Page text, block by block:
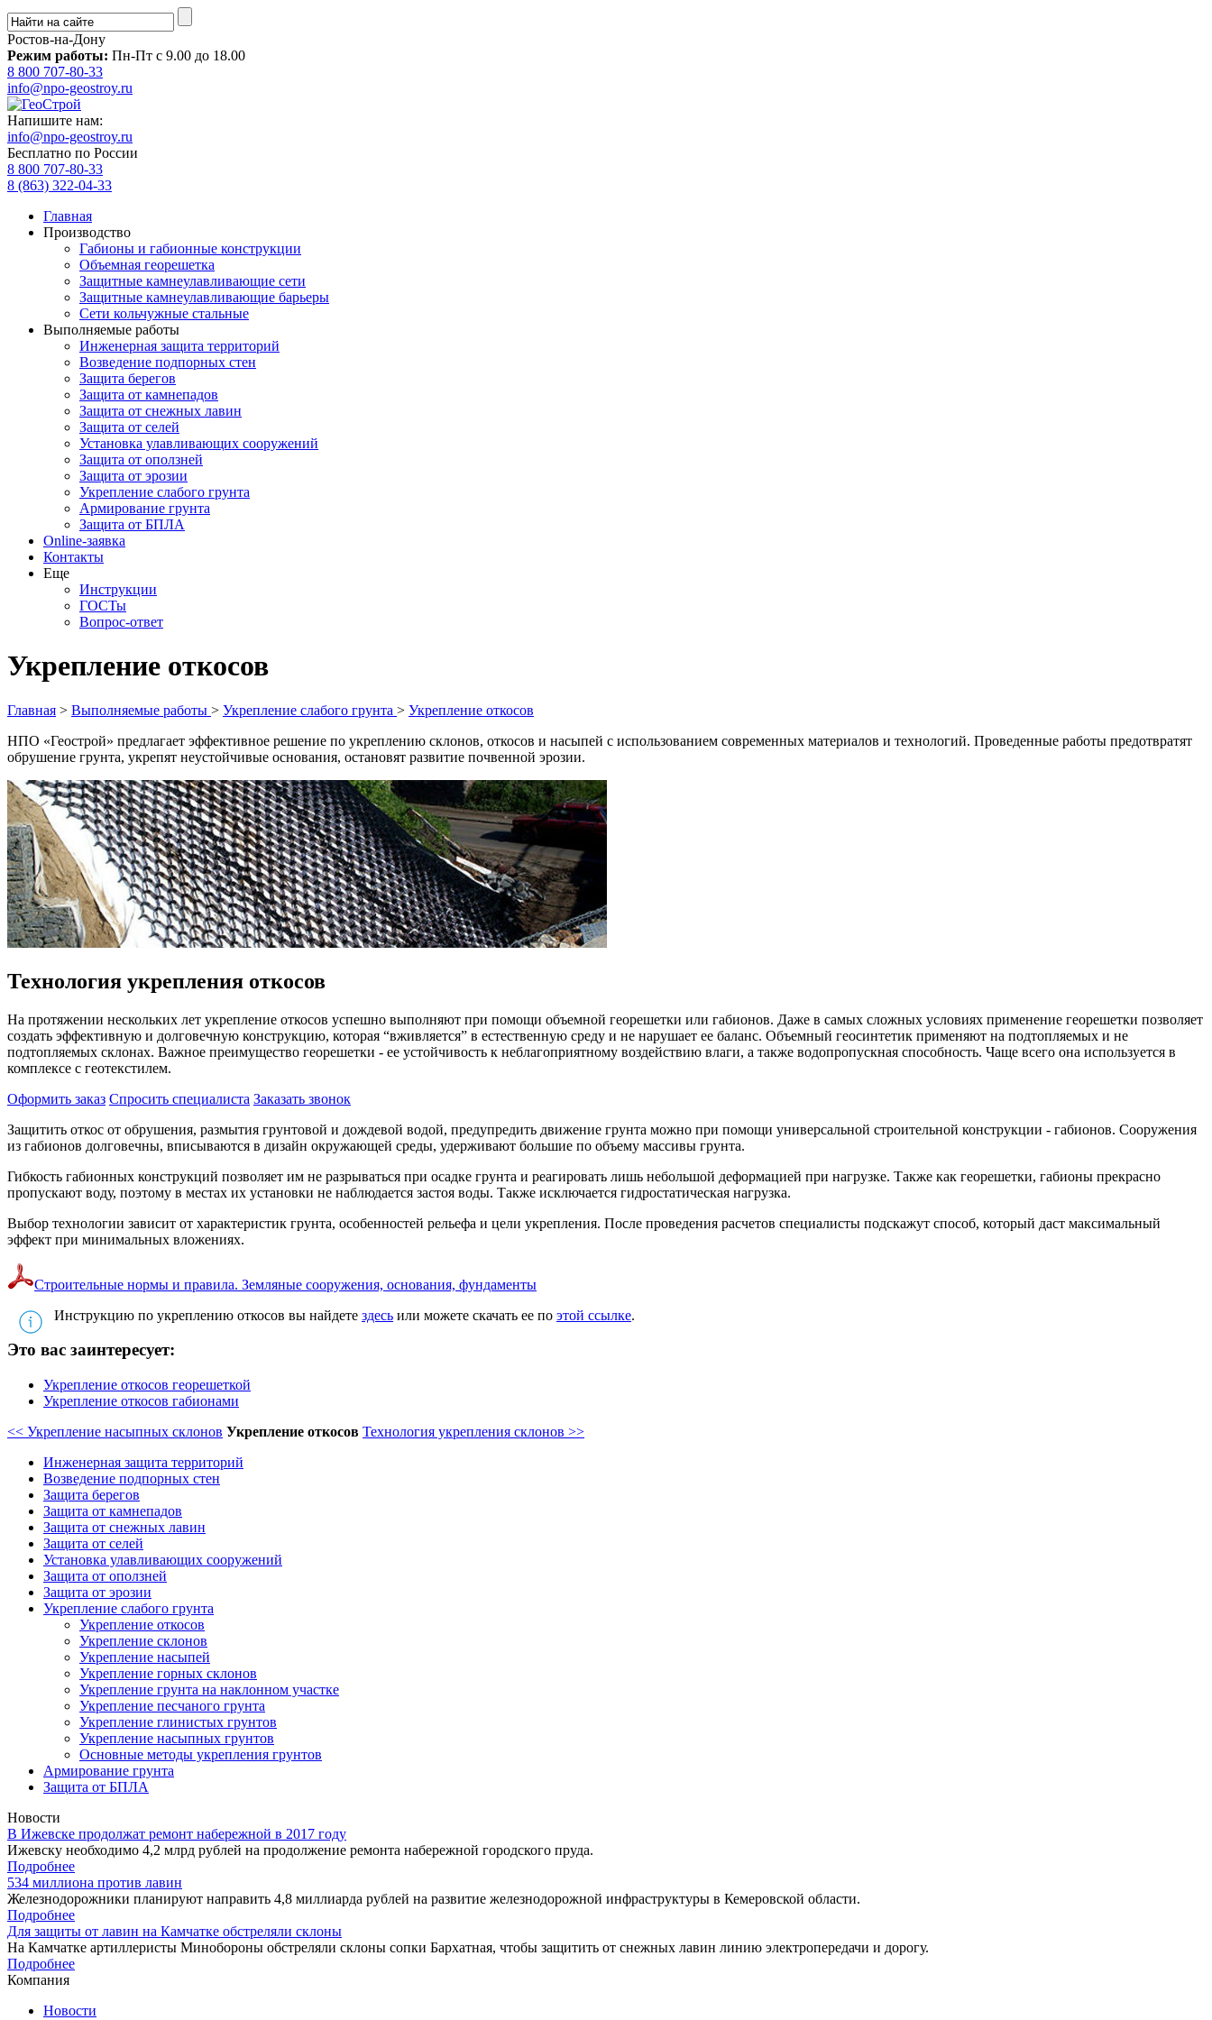
Ростов-на-Дону
Режим работы: Пн-Пт с 9.00 до 18.00
8 800 707-80-33
info@npo-geostroy.ru
Напишите нам:
info@npo-geostroy.ru
Бесплатно по России
8 800 707-80-33
8 (863) 322-04-33
Главная
Производство
Габионы и габионные конструкции
Объемная георешетка
Защитные камнеулавливающие сети
Защитные камнеулавливающие барьеры
Сети кольчужные стальные
Выполняемые работы
Инженерная защита территорий
Возведение подпорных стен
Защита берегов
Защита от камнепадов
Защита от снежных лавин
Защита от селей
Установка улавливающих сооружений
Защита от оползней
Защита от эрозии
Укрепление слабого грунта
Армирование грунта
Защита от БПЛА
Online-заявка
Контакты
Еще
Инструкции
ГОСТы
Вопрос-ответ
Укрепление откосов
Главная > Выполняемые работы > Укрепление слабого грунта > Укрепление откосов
НПО «Геострой» предлагает эффективное решение по укреплению склонов, откосов и насыпей с использованием современных материалов и технологий. Проведенные работы предотвратят
обрушение грунта, укрепят неустойчивые основания, остановят развитие почвенной эрозии.
Технология укрепления откосов
На протяжении нескольких лет укрепление откосов успешно выполняют при помощи объемной георешетки или габионов. Даже в самых сложных условиях применение георешетки позволяет
создать эффективную и долговечную конструкцию, которая “вживляется” в естественную среду и не нарушает ее баланс. Объемный геосинтетик применяют на подтопляемых и не
подтопляемых склонах. Важное преимущество георешетки - ее устойчивость к неблагоприятному воздействию влаги, а также водопропускная способность. Чаще всего она используется в
комплексе с геотекстилем.
Оформить заказ Спросить специалиста Заказать звонок
Защитить откос от обрушения, размытия грунтовой и дождевой водой, предупредить движение грунта можно при помощи универсальной строительной конструкции - габионов. Сооружения
из габионов долговечны, вписываются в дизайн окружающей среды, удерживают большие по объему массивы грунта.
Гибкость габионных конструкций позволяет им не разрываться при осадке грунта и реагировать лишь небольшой деформацией при нагрузке. Также как георешетки, габионы прекрасно
пропускают воду, поэтому в местах их установки не наблюдается застоя воды. Также исключается гидростатическая нагрузка.
Выбор технологии зависит от характеристик грунта, особенностей рельефа и цели укрепления. После проведения расчетов специалисты подскажут способ, который даст максимальный
эффект при минимальных вложениях.
Строительные нормы и правила. Земляные сооружения, основания, фундаменты
Инструкцию по укреплению откосов вы найдете здесь или можете скачать ее по этой ссылке.
Это вас заинтересует:
Укрепление откосов георешеткой
Укрепление откосов габионами
<< Укрепление насыпных склонов Укрепление откосов Технология укрепления склонов >>
Инженерная защита территорий
Возведение подпорных стен
Защита берегов
Защита от камнепадов
Защита от снежных лавин
Защита от селей
Установка улавливающих сооружений
Защита от оползней
Защита от эрозии
Укрепление слабого грунта
Укрепление откосов
Укрепление склонов
Укрепление насыпей
Укрепление горных склонов
Укрепление грунта на наклонном участке
Укрепление песчаного грунта
Укрепление глинистых грунтов
Укрепление насыпных грунтов
Основные методы укрепления грунтов
Армирование грунта
Защита от БПЛА
Новости
В Ижевске продолжат ремонт набережной в 2017 году
Ижевску необходимо 4,2 млрд рублей на продолжение ремонта набережной городского пруда.
Подробнее
534 миллиона против лавин
Железнодорожники планируют направить 4,8 миллиарда рублей на развитие железнодорожной инфраструктуры в Кемеровской области.
Подробнее
Для защиты от лавин на Камчатке обстреляли склоны
На Камчатке артиллеристы Минобороны обстреляли склоны сопки Бархатная, чтобы защитить от снежных лавин линию электропередачи и дорогу.
Подробнее
Компания
Новости